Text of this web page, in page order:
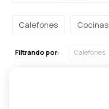
Calefones Cocinas
Filtrando por: Calefones